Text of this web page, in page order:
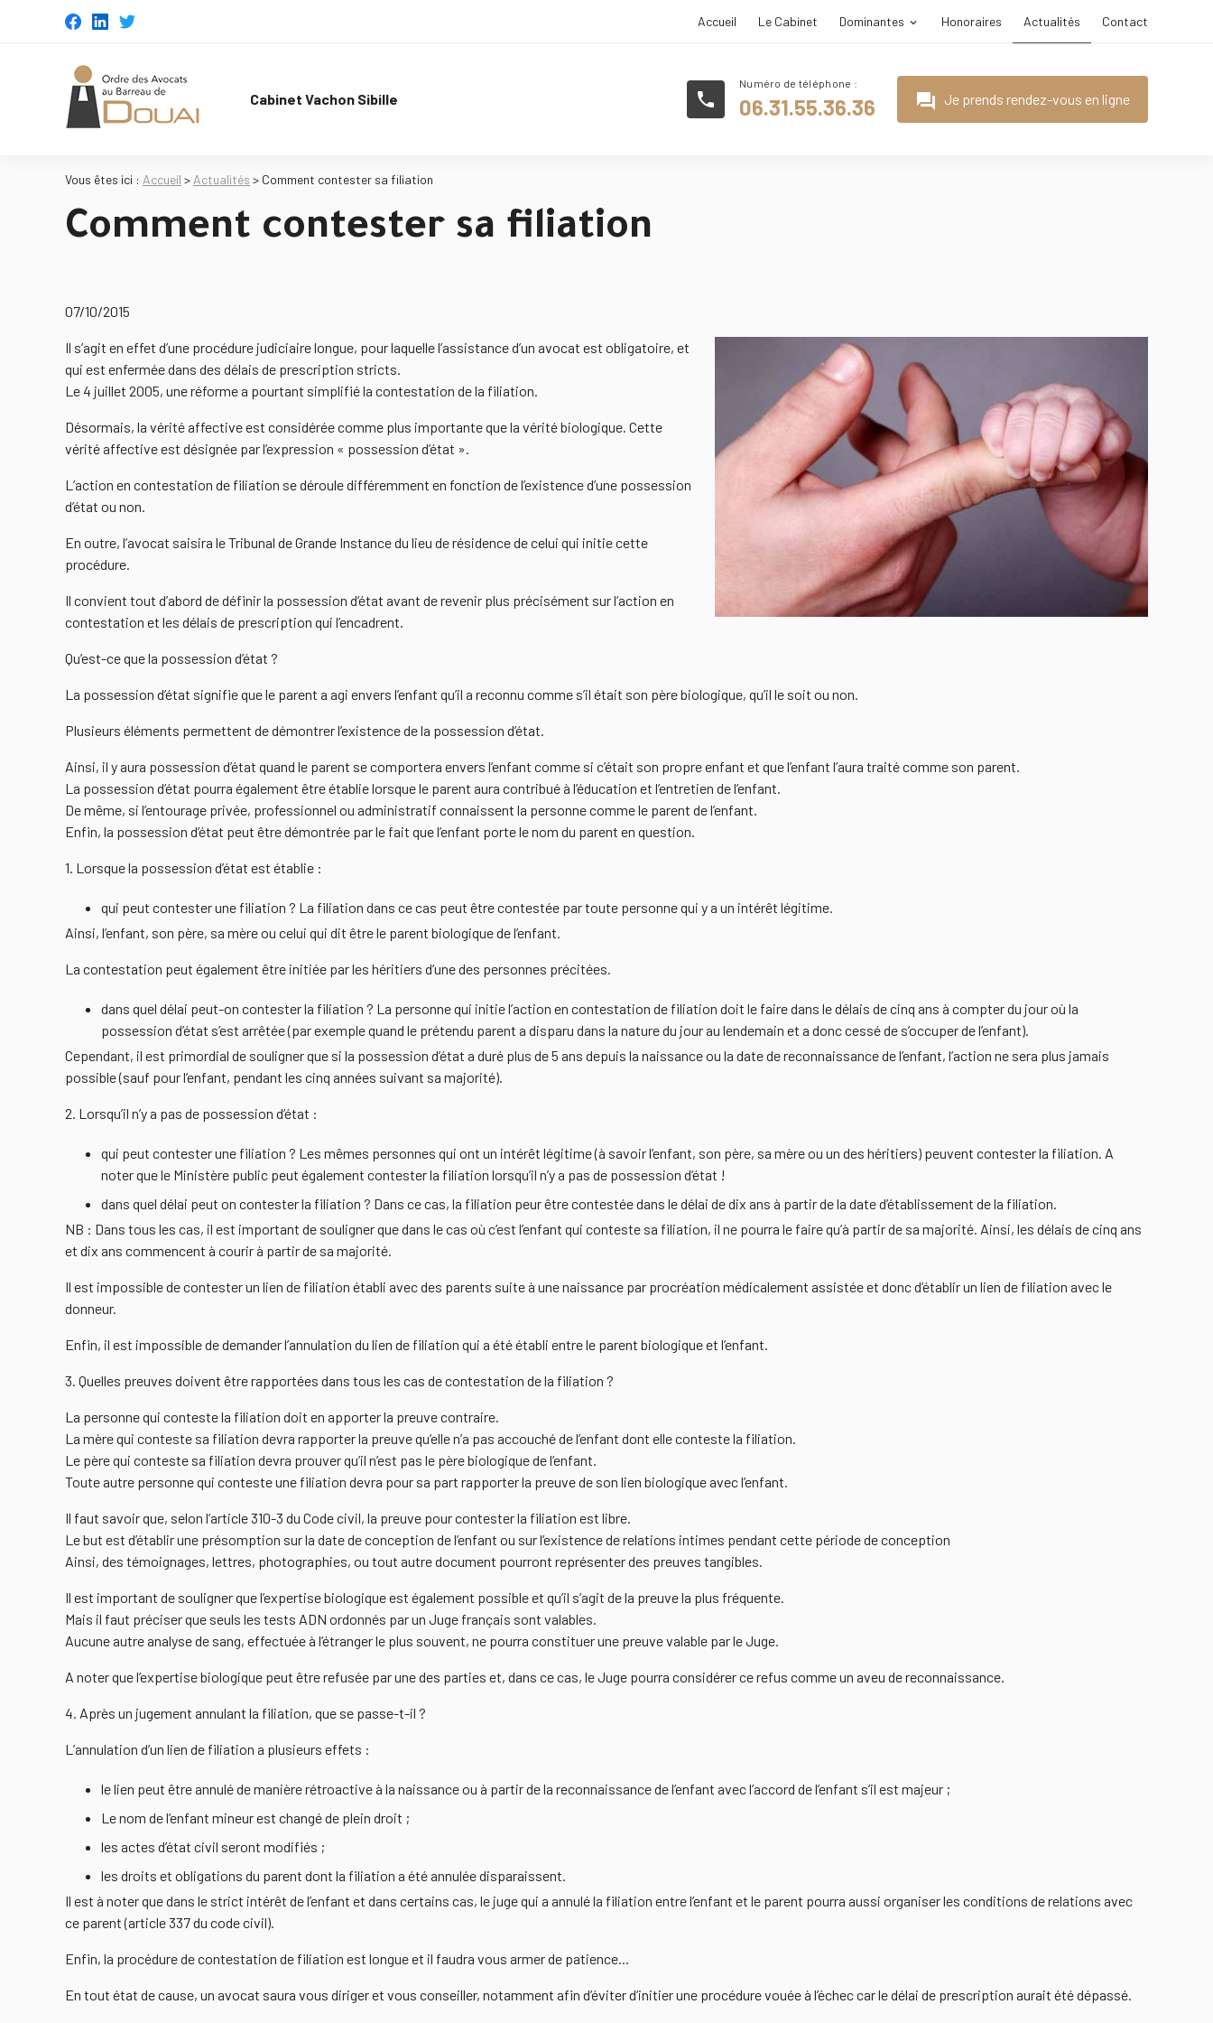
Accueil Le Cabinet Dominantes Honoraires Actualités Contact
Cabinet Vachon Sibille phone 06.31.55.36.36 question_answer Je prends rendez-vous en ligne
Vous êtes ici : Accueil > Actualités > Comment contester sa filiation
Comment contester sa filiation
07/10/2015
Il s’agit en effet d’une procédure judiciaire longue, pour laquelle l’assistance d’un avocat est obligatoire, et
qui est enfermée dans des délais de prescription stricts.
Le 4 juillet 2005, une réforme a pourtant simplifié la contestation de la filiation.
Désormais, la vérité affective est considérée comme plus importante que la vérité biologique. Cette
vérité affective est désignée par l’expression « possession d’état ».
L’action en contestation de filiation se déroule différemment en fonction de l’existence d’une possession
d’état ou non.
En outre, l’avocat saisira le Tribunal de Grande Instance du lieu de résidence de celui qui initie cette
procédure.
Il convient tout d’abord de définir la possession d’état avant de revenir plus précisément sur l’action en
contestation et les délais de prescription qui l’encadrent.
Qu’est-ce que la possession d’état ?
La possession d’état signifie que le parent a agi envers l’enfant qu’il a reconnu comme s’il était son père biologique, qu’il le soit ou non.
Plusieurs éléments permettent de démontrer l’existence de la possession d’état.
Ainsi, il y aura possession d’état quand le parent se comportera envers l’enfant comme si c’était son propre enfant et que l’enfant l’aura traité comme son parent.
La possession d’état pourra également être établie lorsque le parent aura contribué à l’éducation et l’entretien de l’enfant.
De même, si l’entourage privée, professionnel ou administratif connaissent la personne comme le parent de l’enfant.
Enfin, la possession d’état peut être démontrée par le fait que l’enfant porte le nom du parent en question.
1. Lorsque la possession d’état est établie :
qui peut contester une filiation ? La filiation dans ce cas peut être contestée par toute personne qui y a un intérêt légitime.
Ainsi, l’enfant, son père, sa mère ou celui qui dit être le parent biologique de l’enfant.
La contestation peut également être initiée par les héritiers d’une des personnes précitées.
dans quel délai peut-on contester la filiation ? La personne qui initie l’action en contestation de filiation doit le faire dans le délais de cinq ans à compter du jour où la
possession d’état s’est arrêtée (par exemple quand le prétendu parent a disparu dans la nature du jour au lendemain et a donc cessé de s’occuper de l’enfant).
Cependant, il est primordial de souligner que si la possession d’état a duré plus de 5 ans depuis la naissance ou la date de reconnaissance de l’enfant, l’action ne sera plus jamais
possible (sauf pour l’enfant, pendant les cinq années suivant sa majorité).
2. Lorsqu’il n’y a pas de possession d’état :
qui peut contester une filiation ? Les mêmes personnes qui ont un intérêt légitime (à savoir l’enfant, son père, sa mère ou un des héritiers) peuvent contester la filiation. A
noter que le Ministère public peut également contester la filiation lorsqu’il n’y a pas de possession d’état !
dans quel délai peut on contester la filiation ? Dans ce cas, la filiation peur être contestée dans le délai de dix ans à partir de la date d’établissement de la filiation.
NB : Dans tous les cas, il est important de souligner que dans le cas où c’est l’enfant qui conteste sa filiation, il ne pourra le faire qu’à partir de sa majorité. Ainsi, les délais de cinq ans
et dix ans commencent à courir à partir de sa majorité.
Il est impossible de contester un lien de filiation établi avec des parents suite à une naissance par procréation médicalement assistée et donc d’établir un lien de filiation avec le
donneur.
Enfin, il est impossible de demander l’annulation du lien de filiation qui a été établi entre le parent biologique et l’enfant.
3. Quelles preuves doivent être rapportées dans tous les cas de contestation de la filiation ?
La personne qui conteste la filiation doit en apporter la preuve contraire.
La mère qui conteste sa filiation devra rapporter la preuve qu’elle n’a pas accouché de l’enfant dont elle conteste la filiation.
Le père qui conteste sa filiation devra prouver qu’il n’est pas le père biologique de l’enfant.
Toute autre personne qui conteste une filiation devra pour sa part rapporter la preuve de son lien biologique avec l’enfant.
Il faut savoir que, selon l’article 310-3 du Code civil, la preuve pour contester la filiation est libre.
Le but est d’établir une présomption sur la date de conception de l’enfant ou sur l’existence de relations intimes pendant cette période de conception
Ainsi, des témoignages, lettres, photographies, ou tout autre document pourront représenter des preuves tangibles.
Il est important de souligner que l’expertise biologique est également possible et qu’il s’agit de la preuve la plus fréquente.
Mais il faut préciser que seuls les tests ADN ordonnés par un Juge français sont valables.
Aucune autre analyse de sang, effectuée à l’étranger le plus souvent, ne pourra constituer une preuve valable par le Juge.
A noter que l’expertise biologique peut être refusée par une des parties et, dans ce cas, le Juge pourra considérer ce refus comme un aveu de reconnaissance.
4. Après un jugement annulant la filiation, que se passe-t-il ?
L’annulation d’un lien de filiation a plusieurs effets :
le lien peut être annulé de manière rétroactive à la naissance ou à partir de la reconnaissance de l’enfant avec l’accord de l’enfant s’il est majeur ;
Le nom de l’enfant mineur est changé de plein droit ;
les actes d’état civil seront modifiés ;
les droits et obligations du parent dont la filiation a été annulée disparaissent.
Il est à noter que dans le strict intérêt de l’enfant et dans certains cas, le juge qui a annulé la filiation entre l’enfant et le parent pourra aussi organiser les conditions de relations avec
ce parent (article 337 du code civil).
Enfin, la procédure de contestation de filiation est longue et il faudra vous armer de patience...
En tout état de cause, un avocat saura vous diriger et vous conseiller, notamment afin d’éviter d’initier une procédure vouée à l’échec car le délai de prescription aurait été dépassé.
Panneau de gestion des cookies